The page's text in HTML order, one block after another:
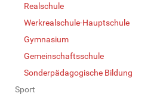
Realschule
Werkrealschule-Hauptschule
Gymnasium
Gemeinschaftsschule
Sonderpädagogische Bildung
Sport